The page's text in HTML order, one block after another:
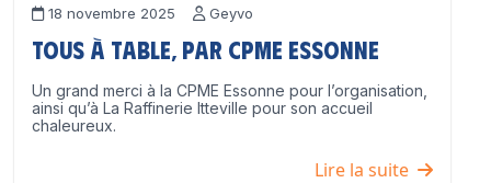
18 novembre 2025 Geyvo
Tous à table, par CPME Essonne
Un grand merci à la CPME Essonne pour l’organisation,
ainsi qu’à La Raffinerie Itteville pour son accueil
chaleureux.
Lire la suite